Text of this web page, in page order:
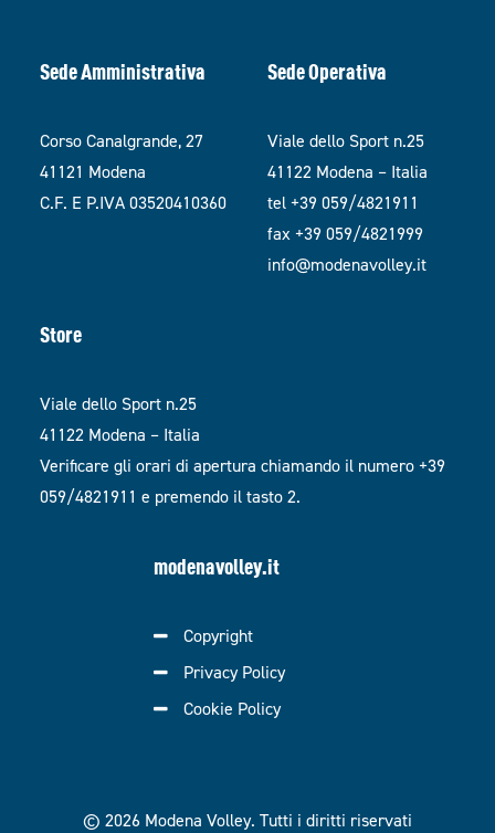
Sede Amministrativa
Corso Canalgrande, 27
41121 Modena
C.F. E P.IVA 03520410360
Sede Operativa
Viale dello Sport n.25
41122 Modena – Italia
tel +39 059/4821911
fax +39 059/4821999
info@modenavolley.it
Store
Viale dello Sport n.25
41122 Modena – Italia
Verificare gli orari di apertura chiamando il numero +39
059/4821911 e premendo il tasto 2.
modenavolley.it
Copyright
Privacy Policy
Cookie Policy
© 2026 Modena Volley. Tutti i diritti riservati